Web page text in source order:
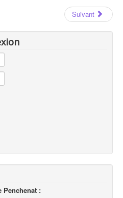
Suivant
Penchenat :